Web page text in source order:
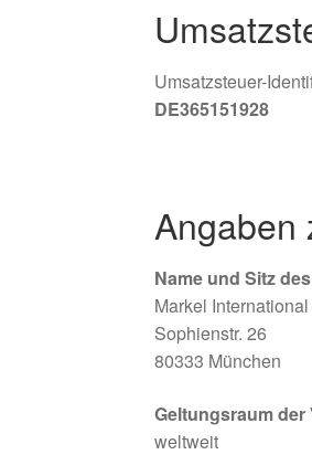
Umsatzsteuer-
DE365151928
Angaben
Name und Sitz
Markel
Sophienstr. 26
80333 München
Geltungsraum
weltweit